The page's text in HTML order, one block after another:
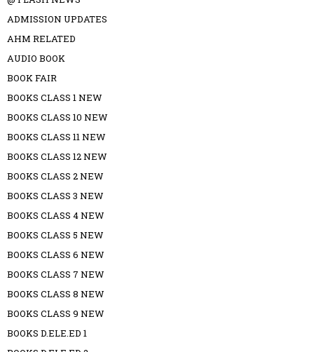
ADMISSION UPDATES
AHM RELATED
AUDIO BOOK
BOOK FAIR
BOOKS CLASS 1 NEW
BOOKS CLASS 10 NEW
BOOKS CLASS 11 NEW
BOOKS CLASS 12 NEW
BOOKS CLASS 2 NEW
BOOKS CLASS 3 NEW
BOOKS CLASS 4 NEW
BOOKS CLASS 5 NEW
BOOKS CLASS 6 NEW
BOOKS CLASS 7 NEW
BOOKS CLASS 8 NEW
BOOKS CLASS 9 NEW
BOOKS D.ELE.ED 1